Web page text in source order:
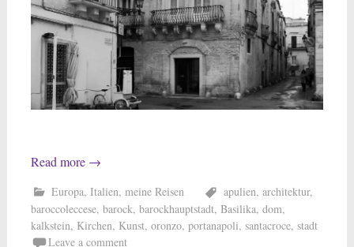
Read more →
Europa, Italien, meine Reisen apulien, architektur,
baroccoleccese, barock, barockhauptstadt, Basilika, dom,
kalkstein, Kirchen, Kunst, oronzo, portanapoli, santacroce, stadt
Leave a comment